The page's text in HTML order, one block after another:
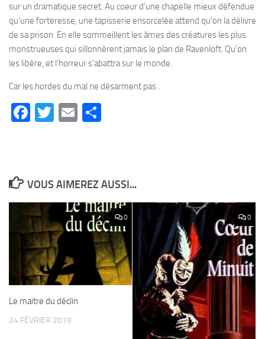
sur un dramatique secret. Au coeur d’une chapelle mieux défendue
qu’une forteresse, une tapisserie ensorcelée attend qu’on la délivre
de sa prison. En elle sommeillent les âmes des créatures les plus
monstrueuses qui sillonnèrent jamais le plan de Ravenloft. Qu’on
les libère, et l’horreur s’abattra sur le monde.
Car les hordes du mal ne désarment pas..
Facebook
Twitter
Email
VOUS AIMEREZ AUSSI...
0
Le maitre du déclin
24 FÉVRIER 2019
0